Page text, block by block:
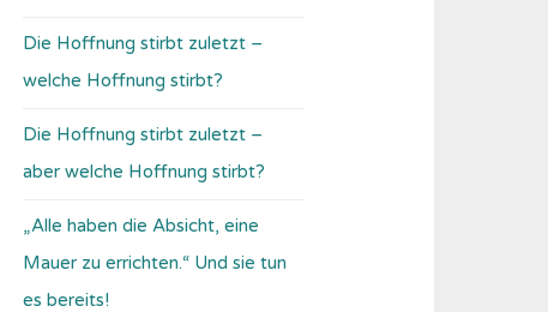
Die Hoffnung stirbt zuletzt –
welche Hoffnung stirbt?
Die Hoffnung stirbt zuletzt –
aber welche Hoffnung stirbt?
„Alle haben die Absicht, eine
Mauer zu errichten.“ Und sie tun
es bereits!